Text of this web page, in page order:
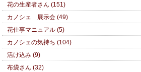
花の生産者さん (151)
カノシェ 展示会 (49)
花仕事マニュアル (5)
カノシェの気持ち (104)
活け込み (9)
布袋さん (32)